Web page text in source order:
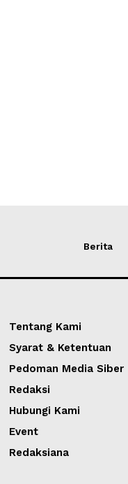
Berita
Tentang Kami
Syarat & Ketentuan
Pedoman Media Siber
Redaksi
Hubungi Kami
Event
Redaksiana